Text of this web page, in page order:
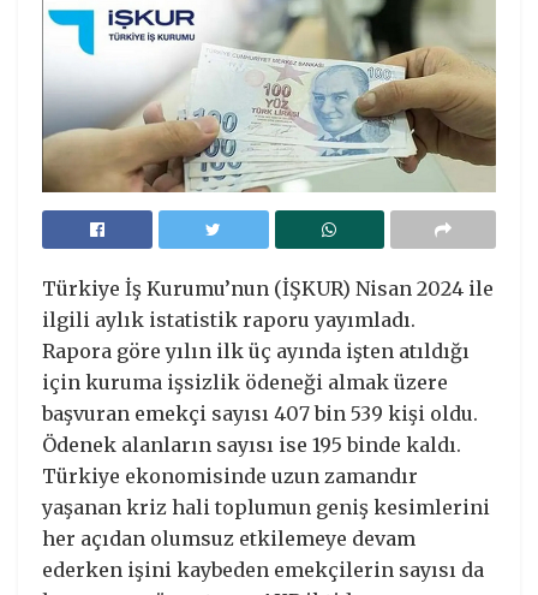
Türkiye İş Kurumu’nun (İŞKUR) Nisan 2024 ile
ilgili aylık istatistik raporu yayımladı.
Rapora göre yılın ilk üç ayında işten atıldığı
için kuruma işsizlik ödeneği almak üzere
başvuran emekçi sayısı 407 bin 539 kişi oldu.
Ödenek alanların sayısı ise 195 binde kaldı.
Türkiye ekonomisinde uzun zamandır
yaşanan kriz hali toplumun geniş kesimlerini
her açıdan olumsuz etkilemeye devam
ederken işini kaybeden emekçilerin sayısı da